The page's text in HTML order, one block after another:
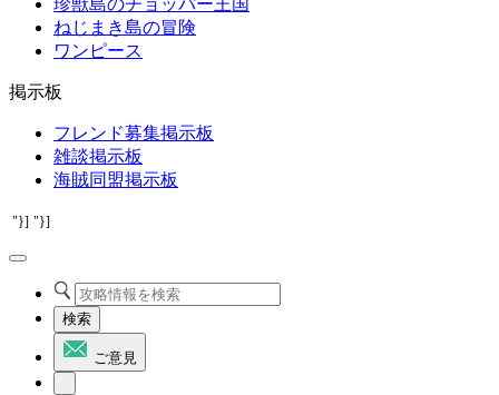
珍獣島のチョッパー王国
ねじまき島の冒険
ワンピース
掲示板
フレンド募集掲示板
雑談掲示板
海賊同盟掲示板
"}] "}]
検索
ご意見